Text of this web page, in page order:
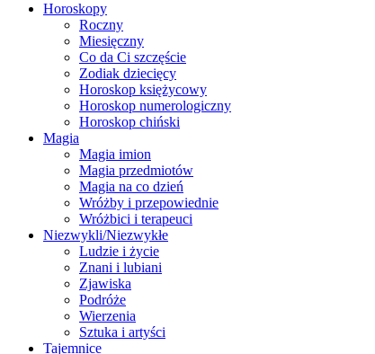
Horoskopy
Roczny
Miesięczny
Co da Ci szczęście
Zodiak dziecięcy
Horoskop księżycowy
Horoskop numerologiczny
Horoskop chiński
Magia
Magia imion
Magia przedmiotów
Magia na co dzień
Wróżby i przepowiednie
Wróżbici i terapeuci
Niezwykli/Niezwykłe
Ludzie i życie
Znani i lubiani
Zjawiska
Podróże
Wierzenia
Sztuka i artyści
Tajemnice